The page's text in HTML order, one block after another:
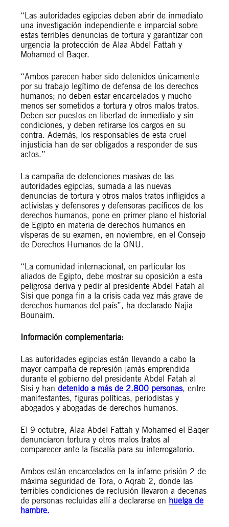
“Las autoridades egipcias deben abrir de inmediato
una investigación independiente e imparcial sobre
estas terribles denuncias de tortura y garantizar con
urgencia la protección de Alaa Abdel Fattah y
Mohamed el Baqer.
“Ambos parecen haber sido detenidos únicamente
por su trabajo legítimo de defensa de los derechos
humanos; no deben estar encarcelados y mucho
menos ser sometidos a tortura y otros malos tratos.
Deben ser puestos en libertad de inmediato y sin
condiciones, y deben retirarse los cargos en su
contra. Además, los responsables de esta cruel
injusticia han de ser obligados a responder de sus
actos.”
La campaña de detenciones masivas de las
autoridades egipcias, sumada a las nuevas
denuncias de tortura y otros malos tratos infligidos a
activistas y defensores y defensoras pacíficos de los
derechos humanos, pone en primer plano el historial
de Egipto en materia de derechos humanos en
vísperas de su examen, en noviembre, en el Consejo
de Derechos Humanos de la ONU.
“La comunidad internacional, en particular los
aliados de Egipto, debe mostrar su oposición a esta
peligrosa deriva y pedir al presidente Abdel Fatah al
Sisi que ponga fin a la crisis cada vez más grave de
derechos humanos del país”, ha declarado Najia
Bounaim.
Información complementaria:
Las autoridades egipcias están llevando a cabo la
mayor campaña de represión jamás emprendida
durante el gobierno del presidente Abdel Fatah al
Sisi y han detenido a más de 2.800 personas, entre
manifestantes, figuras políticas, periodistas y
abogados y abogadas de derechos humanos.
El 9 octubre, Alaa Abdel Fattah y Mohamed el Baqer
denunciaron tortura y otros malos tratos al
comparecer ante la fiscalía para su interrogatorio.
Ambos están encarcelados en la infame prisión 2 de
máxima seguridad de Tora, o Aqrab 2, donde las
terribles condiciones de reclusión llevaron a decenas
de personas recluidas allí a declararse en huelga de
hambre.